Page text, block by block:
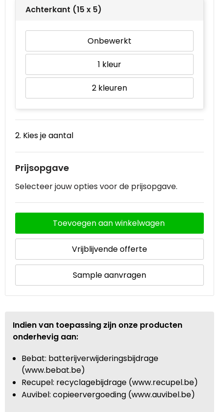
Achterkant (15 x 5)
Onbewerkt
1
2
2. Kies je aantal
Prijsopgave
Selecteer jouw opties voor de prijsopgave.
Toevoegen aan winkelwagen
Vrijblijvende offerte
Sample aanvragen
Indien van toepassing zijn onze producten
onderhevig aan:
Bebat: batterijverwijderingsbijdrage
(www.bebat.be)
Recupel: recyclagebijdrage (www.recupel.be)
Auvibel: copieervergoeding (www.auvibel.be)